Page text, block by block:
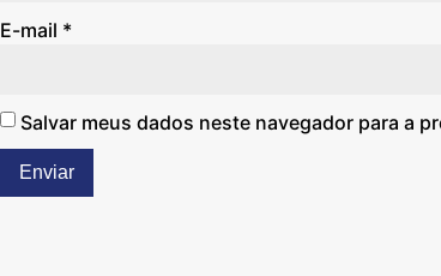
E-mail *
Salvar meus dados neste navegador para a